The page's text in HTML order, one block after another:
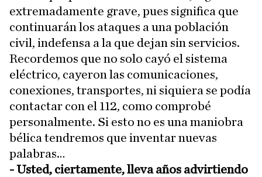
extremadamente grave, pues significa que
continuarán los ataques a una población
civil, indefensa a la que dejan sin servicios.
Recordemos que no solo cayó el sistema
eléctrico, cayeron las comunicaciones,
conexiones, transportes, ni siquiera se podía
contactar con el 112, como comprobé
personalmente. Si esto no es una maniobra
bélica tendremos que inventar nuevas
palabras…
- Usted, ciertamente, lleva años advirtiendo